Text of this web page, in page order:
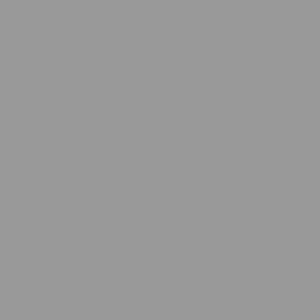
dell'azienda, abbiamo raccolto
alle nostre linee guida sulle